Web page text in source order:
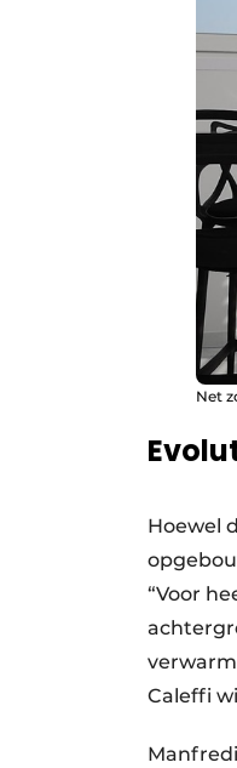
Net
Hoewel
“Voor
Caleffi